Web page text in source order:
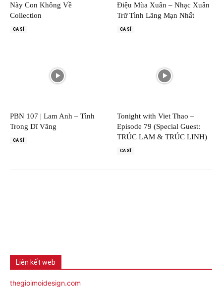
Này Con Không Về
Collection
CA SĨ
Điệu Mùa Xuân – Nhạc Xuân
Trữ Tình Lãng Mạn Nhất
CA SĨ
PBN 107 | Lam Anh – Tình
Trong Dĩ Vãng
CA SĨ
Tonight with Viet Thao –
Episode 79 (Special Guest:
TRÚC LAM & TRÚC LINH)
CA SĨ
Liên kết web
thegioimoidesign.com